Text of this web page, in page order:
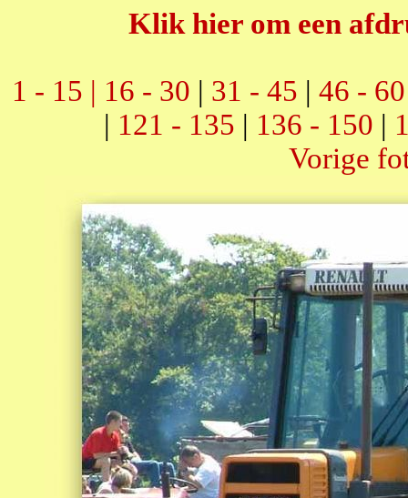
Klik hier om een
1 - 15 | 16 - 30 | 31 - 45 | 46 - 60
| 121 - 135 | 136 - 150 |
Vorige